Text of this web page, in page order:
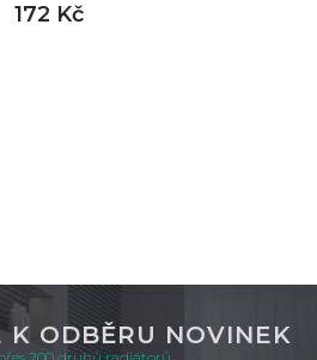
172 Kč
K ODBĚRU NOVINEK